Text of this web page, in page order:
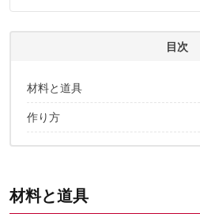
DIYer(s)のプロフィール
目次
材料と道具
作り方
材料と道具